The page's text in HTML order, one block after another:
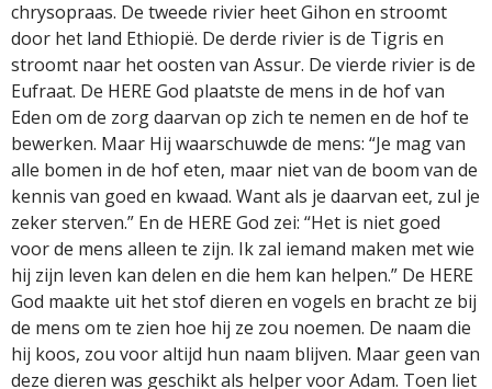
chrysopraas. De tweede rivier heet Gihon en stroomt
door het land Ethiopië. De derde rivier is de Tigris en
stroomt naar het oosten van Assur. De vierde rivier is de
Eufraat. De HERE God plaatste de mens in de hof van
Eden om de zorg daarvan op zich te nemen en de hof te
bewerken. Maar Hij waarschuwde de mens: “Je mag van
alle bomen in de hof eten, maar niet van de boom van de
kennis van goed en kwaad. Want als je daarvan eet, zul je
zeker sterven.” En de HERE God zei: “Het is niet goed
voor de mens alleen te zijn. Ik zal iemand maken met wie
hij zijn leven kan delen en die hem kan helpen.” De HERE
God maakte uit het stof dieren en vogels en bracht ze bij
de mens om te zien hoe hij ze zou noemen. De naam die
hij koos, zou voor altijd hun naam blijven. Maar geen van
deze dieren was geschikt als helper voor Adam. Toen liet